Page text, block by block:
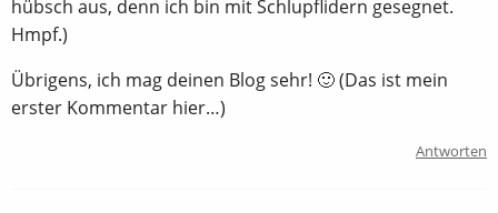
hübsch aus, denn ich bin mit Schlupflidern gesegnet.
Hmpf.)
Übrigens, ich mag deinen Blog sehr! 🙂 (Das ist mein
erster Kommentar hier…)
Antworten